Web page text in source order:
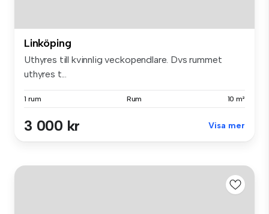
Linköping
Uthyres till kvinnlig veckopendlare. Dvs rummet
uthyres t...
1 rum Rum 10 m²
3 000 kr Visa mer